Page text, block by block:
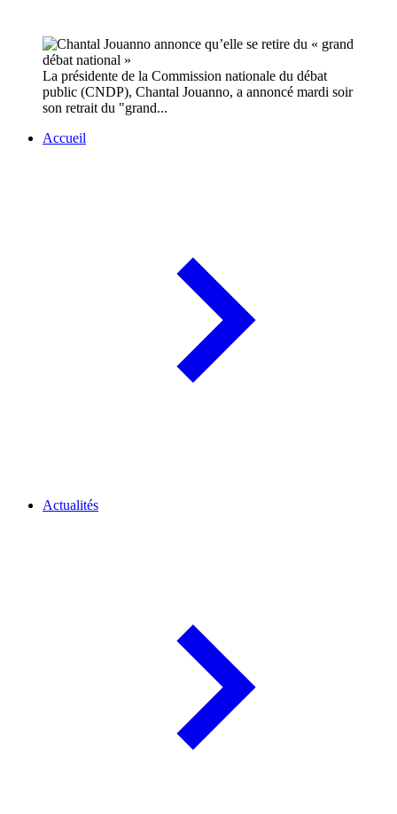
La présidente de la Commission nationale du débat
public (CNDP), Chantal Jouanno, a annoncé mardi soir
son retrait du "grand...
Accueil
Actualités